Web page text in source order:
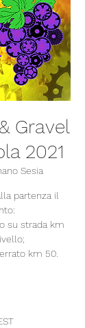
Gravel
2021
Sesia
partenza il
su strada km
km 50.